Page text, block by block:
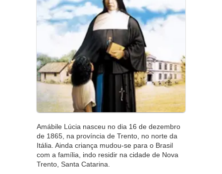
Amábile Lúcia nasceu no dia 16 de dezembro
de 1865, na província de Trento, no norte da
Itália. Ainda criança mudou-se para o Brasil
com a família, indo residir na cidade de Nova
Trento, Santa Catarina.